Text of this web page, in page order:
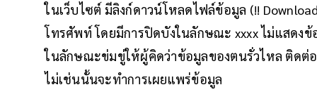
ในเว็บไซต์ มีลิงก์ดาวน์โหลดไฟล์ข้อมูล (!!
โทรศัพท์ โดยมีการปิดบังในลักษณะ xxxx ไม่แสดง
ในลักษณะข่มขู่ให้ผู้คิดว่าข้อมูลของตนรั่วไหล ติดต่อ
ไม่เช่นนั้นจะทําการเผยแพร่ข้อมูล